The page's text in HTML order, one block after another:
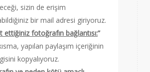
sizin de erişim
bir mail adresi giriyoruz.
ettiğiniz fotoğrafın bağlantısı:”
yapılan paylaşım içeriğinin
kopyalıyoruz.